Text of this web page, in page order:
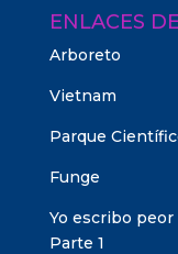
ENLACES
Arboreto
Vietnam
Parque
Funge
Yo escribo
Parte 1